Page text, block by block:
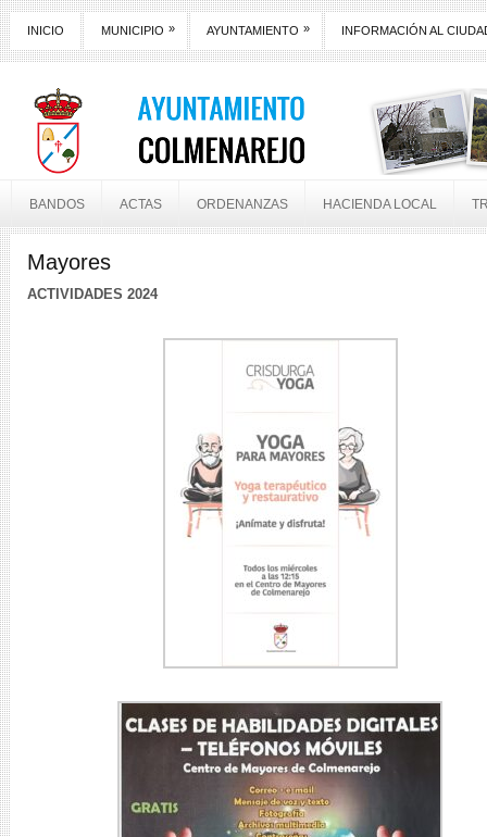
INICIO MUNICIPIO » AYUNTAMIENTO » INFORMACIÓN AL
BANDOS ACTAS ORDENANZAS HACIENDA LOCAL
Mayores
ACTIVIDADES 2024